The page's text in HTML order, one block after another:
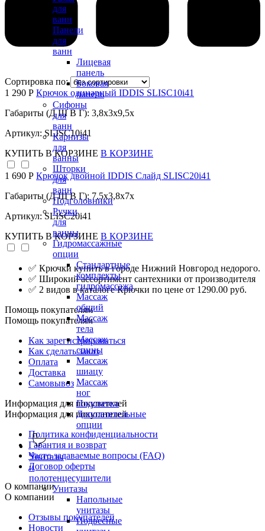
для
ванн
Панели
для
ванн
Лицевая
панель
Боковая
панель
Сифоны
для
ванн
Карнизы
для
ванны
Шторки
для
ванн
Подголовники
Ручки
для
ванны
Гидромассажные
опции
Стандартные
комплекты
гидромассажа
Массаж
общий
Массаж
тела
Массаж
спины
Массаж
шиацу
Массаж
ног
Подсветка
Дополнительные
опции
Унитазы
и
полотенцесушители
Унитазы
Напольные
унитазы
Подвесные
Сортировка по:
1 290 Р Крючок одинарный IDDIS SLISC10i41
Габариты (Д Ш В Г): 3,8x3x9,5x
Артикул: SLISC10i41
КУПИТЬ В КОРЗИНЕ В КОРЗИНЕ
1 690 Р Крючок двойной IDDIS Слайд SLISC20i41
Габариты (Д Ш В Г): 7,5x3,8x7x
Артикул: SLISC20i41
КУПИТЬ В КОРЗИНЕ В КОРЗИНЕ
✅ Крючки купить в городе Нижний Новгород недорого.
✅ Широкий ассортимент сантехники от производителя
✅ 2 видов в каталоге Крючки по цене от 1290.00 руб.
Помощь покупателям
Помощь покупателям
Как зарегистрироваться
Как сделать заказ
Оплата
Доставка
Самовывоз
Информация для покупателей
Информация для покупателей
Политика конфиденциальности
Гарантия и возврат
Часто задаваемые вопросы (FAQ)
Договор оферты
О компании
О компании
Отзывы покупателей
Новости